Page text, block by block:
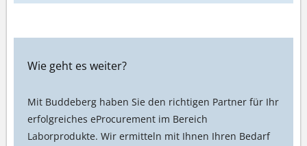
Wie geht es weiter?
Mit Buddeberg haben Sie den richtigen Partner für Ihr
erfolgreiches eProcurement im Bereich
Laborprodukte. Wir ermitteln mit Ihnen Ihren Bedarf